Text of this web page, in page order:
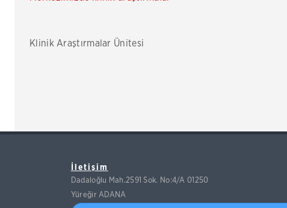
Klinik Araştırmalar Ünitesi
İletişim
Dadaloğlu Mah.2591 Sok. No:4/A 01250
Yüreğir ADANA